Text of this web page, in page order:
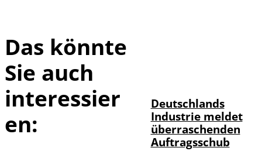
Das könnte
Sie auch
interessier
en:
Deutschlands
Industrie meldet
überraschenden
Auftragsschub